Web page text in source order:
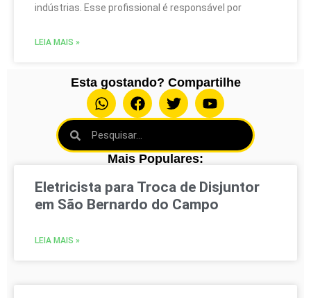
indústrias. Esse profissional é responsável por
LEIA MAIS »
Esta gostando? Compartilhe
Mais Populares:
Eletricista para Troca de Disjuntor
em São Bernardo do Campo
LEIA MAIS »